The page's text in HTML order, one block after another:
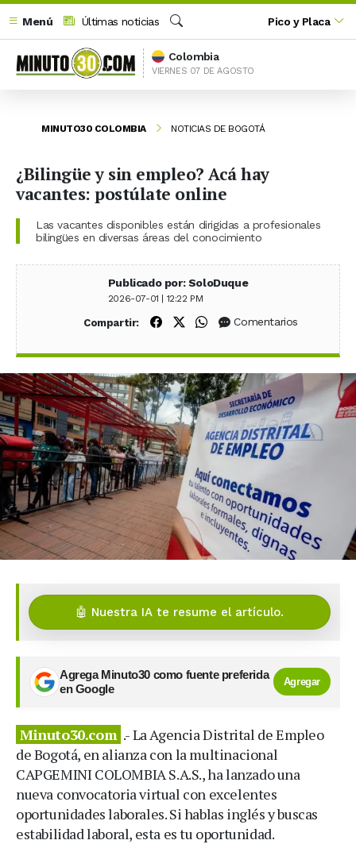
Menú
Últimas noticias
Buscar
Pico y Placa
Colombia
VIERNES 07 DE AGOSTO
MINUTO30 COLOMBIA NOTICIAS DE BOGOTÁ
¿Bilingüe y sin empleo? Acá hay
vacantes: postúlate online
Las vacantes disponibles están dirigidas a profesionales
bilingües en diversas áreas del conocimiento
Publicado por: SoloDuque
2026-07-01 | 12:22 PM
Compartir: Compartir en Facebook
Compartir en X (Twitter)
Compartir en WhatsApp
Comentarios
🤖 Nuestra IA te resume el artículo.
Agrega Minuto30 como fuente preferida
en Google
Agregar
Minuto30.com .- La Agencia Distrital de Empleo
de Bogotá, en alianza con la multinacional
CAPGEMINI COLOMBIA S.A.S., ha lanzado una
nueva convocatoria virtual con excelentes
oportunidades laborales. Si hablas inglés y buscas
estabilidad laboral, esta es tu oportunidad.